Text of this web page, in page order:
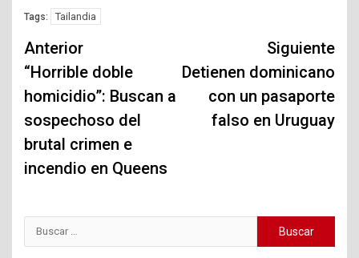
Tags: Tailandia
Navegación
de
entradas
Anterior
“Horrible doble
homicidio”: Buscan a
sospechoso del
brutal crimen e
incendio en Queens
Siguiente
Detienen dominicano
con un pasaporte
falso en Uruguay
Buscar: